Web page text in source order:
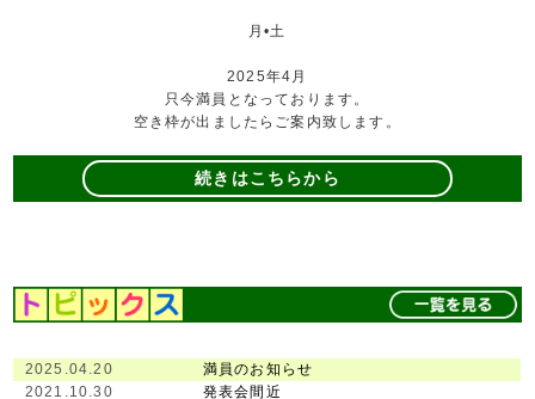
月•土
2025年4月
只今満員となっております。
空き枠が出ましたらご案内致します。
続きはこちらから
2025.04.20
満員のお知らせ
2021.10.30
発表会間近